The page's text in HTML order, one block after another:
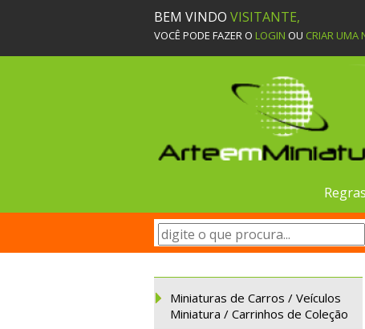
BEM VINDO VISITANTE,
VOCÊ PODE FAZER O LOGIN OU CRIAR UMA
Miniaturas de Carros / Veículos
Miniatura / Carrinhos de Coleção